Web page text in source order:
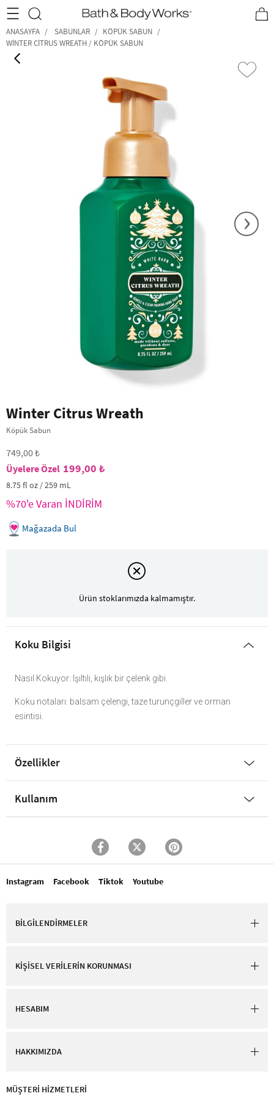
•2200₺ ve Üzeri Kargo Ücretsiz!• *Promosyon Detayları
ANASAYFA SABUNLAR
KÖPÜK SABUN
WINTER CITRUS WREATH / KÖPÜK SABUN
›
Winter Citrus Wreath
Köpük Sabun
749,00 ₺
199,00 ₺
8.75 fl oz / 259 mL
%70'e Varan İNDİRİM
Mağazada Bul
Ürün stoklarımızda kalmamıştır.
Koku Bilgisi
Nasıl Kokuyor: Işıltılı, kışlık bir çelenk gibi.
Koku notaları: balsam çelengi, taze turunçgiller ve orman
esintisi.
Özellikler
Kullanım
Instagram Facebook Tiktok Youtube
BİLGİLENDİRMELER
KİŞİSEL VERİLERİN KORUNMASI
HESABIM
HAKKIMIZDA
MÜŞTERİ HİZMETLERİ​